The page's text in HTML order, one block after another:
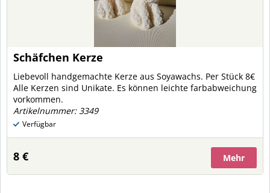
Schäfchen Kerze
Liebevoll handgemachte Kerze aus Soyawachs. Per Stück 8€
Alle Kerzen sind Unikate. Es können leichte farbabweichung
vorkommen.
Artikelnummer: 3349
Verfügbar
8 € Mehr